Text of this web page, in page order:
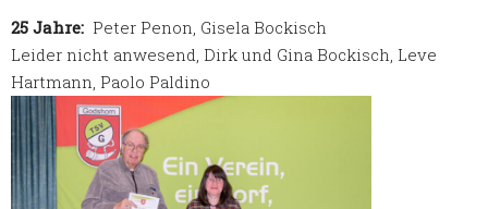
25 Jahre: Peter Penon, Gisela Bockisch
Leider nicht anwesend, Dirk und Gina Bockisch, Leve
Hartmann, Paolo Paldino